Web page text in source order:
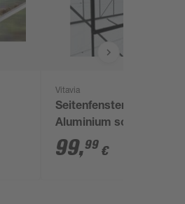
Vitavia
Seitenfenster 'V' ESG
Aluminium schwarz
59,5 x 79,2 cm für
Vitavia
99,99 €